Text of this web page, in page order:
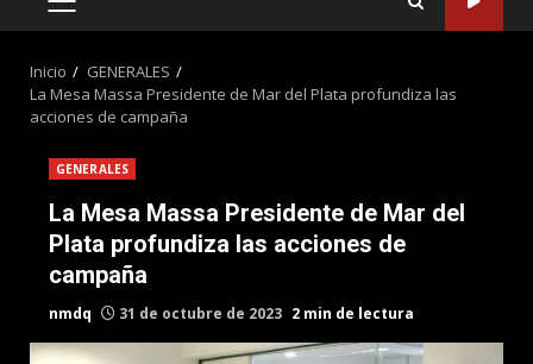
MENÚ
Inicio
GENERALES
La Mesa Massa Presidente de Mar del Plata profundiza las
acciones de campaña
GENERALES
La Mesa Massa Presidente de Mar del
Plata profundiza las acciones de
campaña
nmdq 31 de octubre de 2023 2 min de lectura